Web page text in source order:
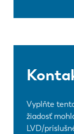
Vyplňte
žiadosť
LVD/